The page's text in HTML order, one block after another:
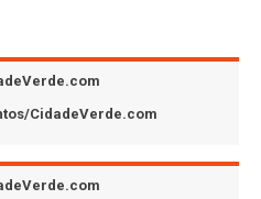
CidadeVerde.com